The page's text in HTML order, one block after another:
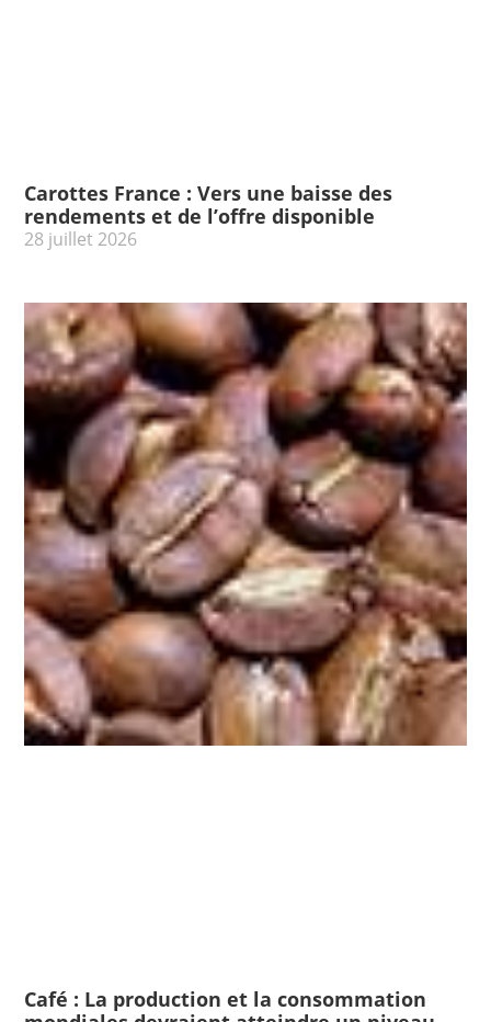
Carottes France : Vers une baisse des
rendements et de l’offre disponible
28 juillet 2026
Café : La production et la consommation